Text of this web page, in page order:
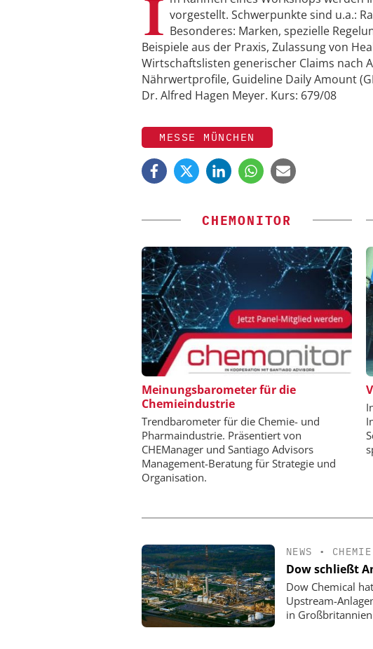
vorgestellt. Schwerpunkte sind u.a.:
Besonderes: Marken, spezielle
Beispiele aus der Praxis, Zulassung von
Wirtschaftslisten generischer Claims nach
Nährwertprofile, Guideline Daily Amount
Dr. Alfred Hagen Meyer. Kurs: 679/08
MESSE MÜNCHEN
CHEMONITOR
Meinungsbarometer für die
Chemieindustrie
Trendbarometer für die Chemie- und
Pharmaindustrie. Präsentiert von
CHEManager und Santiago Advisors
Management-Beratung für Strategie und
Organisation.
CHEMANAGER C/O WILEY-VCH GMBH
Veranstaltungssponsoring: Next
Generation Batteries and
NEWS • CHEMIE
Dow schließt
Dow Chemical
Upstream-
in